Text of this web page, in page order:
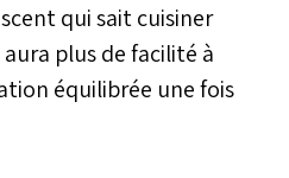
qui sait cuisiner
plus de facilité à
équilibrée une fois